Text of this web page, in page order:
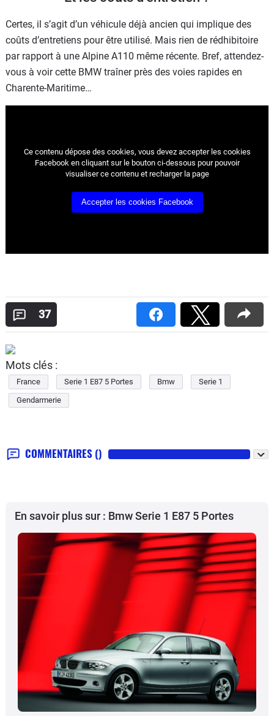
Certes, il s’agit d’un véhicule déjà ancien qui implique des
coûts d’entretiens pour être utilisé. Mais rien de rédhibitoire
par rapport à une Alpine A110 même récente. Bref, attendez-
vous à voir cette BMW traîner près des voies rapides en
Charente-Maritime…
Ce contenu dépose des cookies, vous devez accepter les cookies
Facebook en cliquant sur le bouton ci-dessous pour pouvoir
visualiser ce contenu et recharger la page
Accepter les cookies Facebook
37
Mots clés :
France Serie 1 E87 5 Portes Bmw
Serie 1
Gendarmerie
COMMENTAIRES ()
En savoir plus sur : Bmw Serie 1 E87 5 Portes